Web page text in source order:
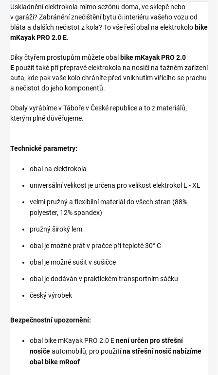
Uskladnění elektrokola mimo sezónu doma, ve sklepě nebo
v garáži? Zabránění znečištění bytu či interiéru vašeho vozu od
bláta a dalších nečistot z kola? To vše řeší obal na elektrokolo bike
mKayak PRO 2.0 E.
Díky čtyřem prostupům můžete obal bike mKayak PRO 2.0
E použít také při přepravě elektrokola na nosiči na tažném zařízení
auta, kde pak vaše kolo chráníte před vniknutím vířícího se prachu
a nečistot do jeho komponentů.
Obaly vyrábíme v Táboře v České republice a to z materiálů,
kterým plně důvěřujeme.
Technické parametry:
obal na elektrokola
universální velikost je určena pro velikost elektrokol L - XL
velmi pružný a flexibilní materiál do všech stran (88%
polyester, 12% spandex)
pružný široký lem
obal je možné prát v pračce při teplotě 30° C
obal je možné sušit v sušičce
obal je dodáván v praktickém transportním sáčku
český výrobek
Bezpečnostní upozornění:
obal bike mKayak PRO 2.0 Enení určen pro střešní
nosičeautomobilů, pro použitína střešní nosič nabízíme
obal bike mRoof